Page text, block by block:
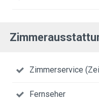
Zimmerservice
Fernseher